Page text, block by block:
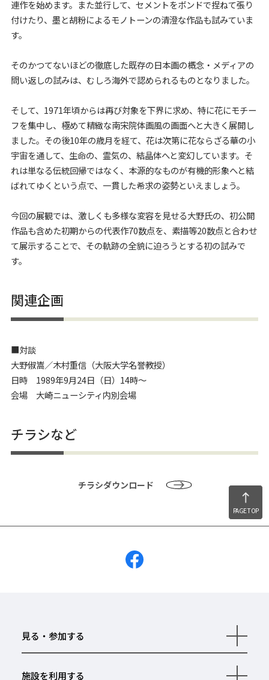
連作を始めます。また並行して、セメントをボンドで捏ねて張り
付けたり、墨と胡粉によるモノトーンの清澄な作品も試みていま
す。
そのかつてないほどの徹底した既存の日本画の概念・メディアの
問い返しの試みは、むしろ海外で認められるものとなりました。
そして、1971年頃からは再び対象を下界に求め、特に花にモチー
フを集中し、極めて精緻な南宋院体画風の画面へと大きく展開し
ました。その後10年の歳月を経て、花は次第に花ならざる華の小
宇宙を通して、生命の、霊気の、結晶体へと変幻しています。そ
れは単なる伝統回帰ではなく、本源的なものが有機的形象へと結
ばれてゆくという点で、一貫した希求の姿勢といえましょう。
今回の展観では、激しくも多様な変容を見せる大野氏の、初公開
作品も含めた初期からの代表作70数点を、素描等20数点と合わせ
て展示することで、その軌跡の全貌に迫ろうとする初の試みで
す。
関連企画
■対談
大野俶嵩／木村重信（大阪大学名誉教授）
日時 1989年9月24日（日）14時～
会場 大崎ニューシティ内別会場
チラシなど
チラシダウンロード
PAGE TOP
見る・参加する
開
く
施設を利用する